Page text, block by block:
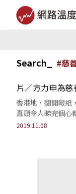
Search_ #慈
片／方力申為
香港地，翻開報紙
直頭令人睇完個心
都好大壓力喇，仲
2019.11.08